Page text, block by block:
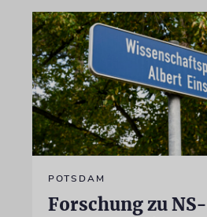
POTSDAM
Forschung zu